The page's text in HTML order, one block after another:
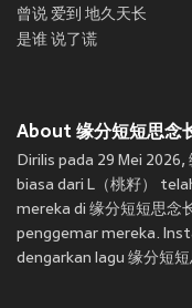
曾说 爱到 地久天长
是谁 说了谎
About 缘分短短思念
Dirilis pada 29 Mei
biasa dari L（桃籽）
mereka di 缘分短短思念
penggemar mereka.
dengarkan lagu 缘分短